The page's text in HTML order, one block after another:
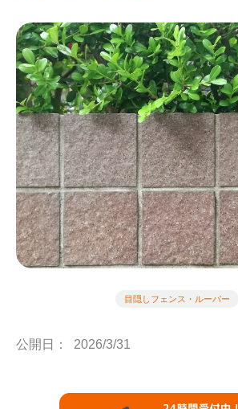
目隠しフェンス・ルーバー
公開日： 2026/3/31